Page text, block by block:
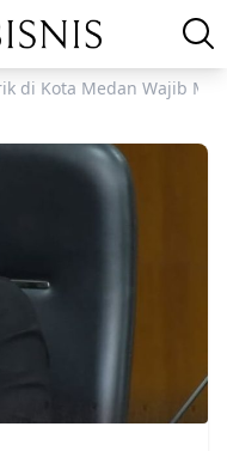
di Kota Medan Wajib